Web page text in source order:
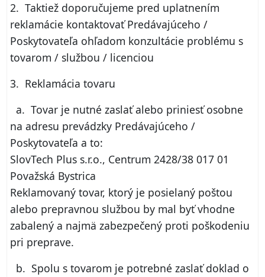
2. Taktiež doporučujeme pred uplatnením
reklamácie kontaktovať Predávajúceho /
Poskytovateľa ohľadom konzultácie problému s
tovarom / službou / licenciou
3. Reklamácia tovaru
a. Tovar je nutné zaslať alebo priniesť osobne
na adresu prevádzky Predávajúceho /
Poskytovateľa a to:
SlovTech Plus s.r.o., Centrum 2428/38 017 01
Považská Bystrica
Reklamovaný tovar, ktorý je posielaný poštou
alebo prepravnou službou by mal byť vhodne
zabalený a najmä zabezpečený proti poškodeniu
pri preprave.
b. Spolu s tovarom je potrebné zaslať doklad o